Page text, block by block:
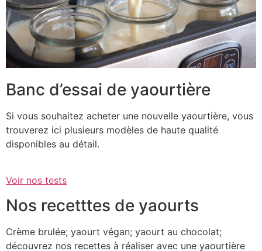
Banc d’essai de yaourtière
Si vous souhaitez acheter une nouvelle yaourtière, vous
trouverez ici plusieurs modèles de haute qualité
disponibles au détail.
Voir nos tests
Nos recetttes de yaourts
Crème brulée; yaourt végan; yaourt au chocolat;
découvrez nos recettes à réaliser avec une yaourtière